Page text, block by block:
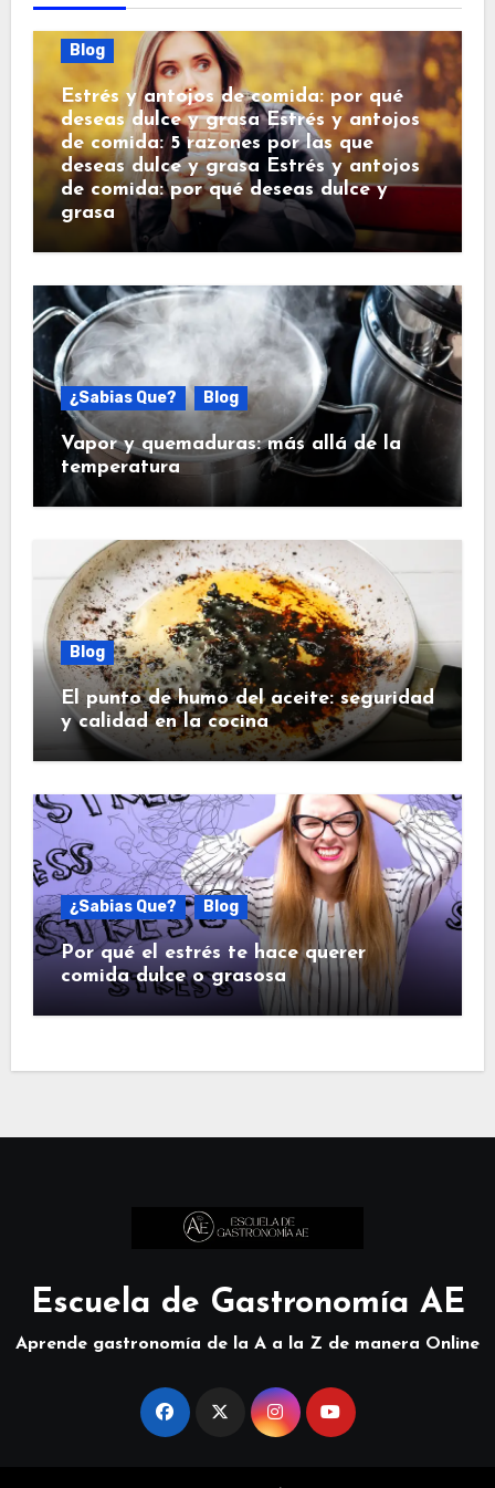
Blog
Estrés y antojos de comida: por qué
deseas dulce y grasa Estrés y antojos
de comida: 5 razones por las que
deseas dulce y grasa Estrés y antojos
de comida: por qué deseas dulce y
grasa
¿Sabias Que? Blog
Vapor y quemaduras: más allá de la
temperatura
Blog
El punto de humo del aceite: seguridad
y calidad en la cocina
¿Sabias Que? Blog
Por qué el estrés te hace querer
comida dulce o grasosa
Escuela de Gastronomía AE
Aprende gastronomía de la A a la Z de manera Online